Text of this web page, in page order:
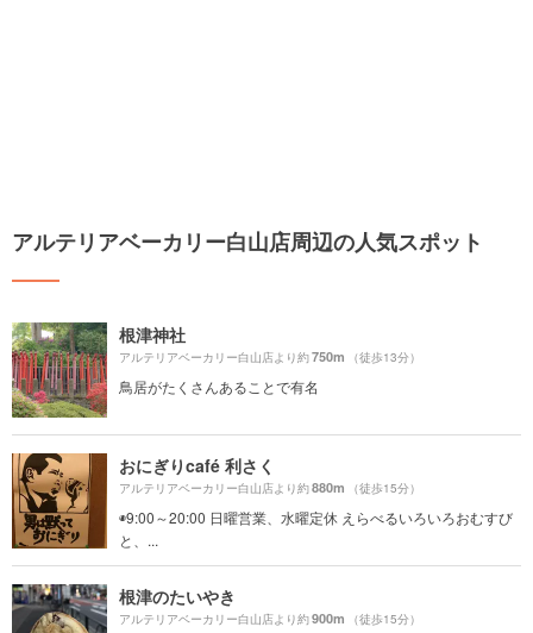
アルテリアベーカリー白山店周辺の人気スポット
根津神社
アルテリアベーカリー白山店より約750m （徒歩13分）
鳥居がたくさんあることで有名
おにぎりcafé 利さく
アルテリアベーカリー白山店より約880m （徒歩15分）
◉9:00～20:00 日曜営業、水曜定休 えらべるいろいろおむすび
と、...
根津のたいやき
アルテリアベーカリー白山店より約900m （徒歩15分）